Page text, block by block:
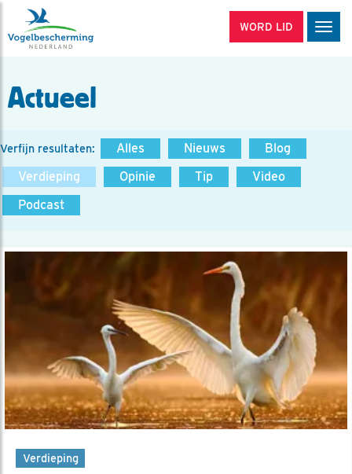
WORD LID
Actueel
Verfijn resultaten: Alles Nieuws
Blog
Verdieping
Opinie Tip
Video
Podcast
Verdieping